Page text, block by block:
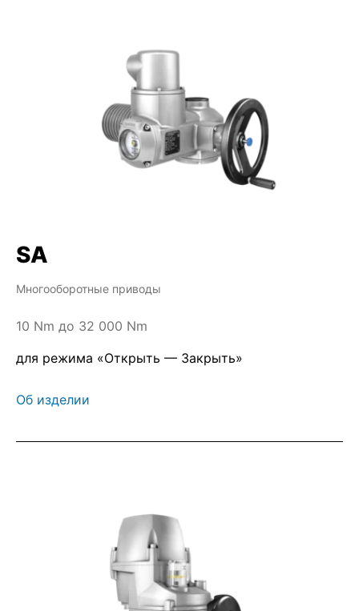
SA
Многооборотные приводы
10 Nm до 32 000 Nm
для режима «Открыть — Закрыть»
Об изделии